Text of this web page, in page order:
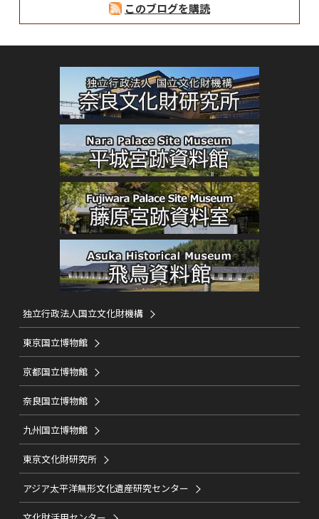
このブログを購読
独立行政法人国立文化財機構
東京国立博物館
京都国立博物館
奈良国立博物館
九州国立博物館
東京文化財研究所
アジア太平洋無形文化遺産研究センター